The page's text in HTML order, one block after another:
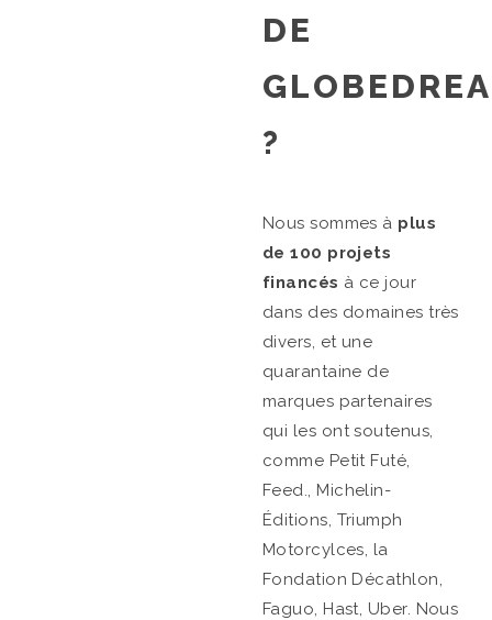
DE
?
Nous sommes à plus
de 100 projets
financés à ce jour
dans des domaines très
divers, et une
quarantaine de
marques partenaires
qui les ont soutenus,
comme Petit Futé,
Feed., Michelin-
Éditions, Triumph
Motorcylces, la
Fondation Décathlon,
Faguo, Hast, Uber. Nous